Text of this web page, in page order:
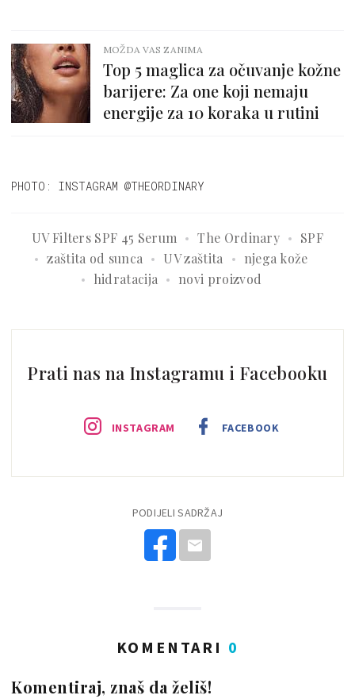
MOŽDA VAS ZANIMA
Top 5 maglica za očuvanje kožne
barijere: Za one koji nemaju
energije za 10 koraka u rutini
PHOTO: INSTAGRAM @THEORDINARY
UV Filters SPF 45 Serum The Ordinary
SPF
zaštita od sunca
UV zaštita
njega kože
hidratacija
novi proizvod
Prati nas na Instagramu i Facebooku
INSTAGRAM FACEBOOK
PODIJELI SADRŽAJ
KOMENTARI 0
Komentiraj, znaš da želiš!